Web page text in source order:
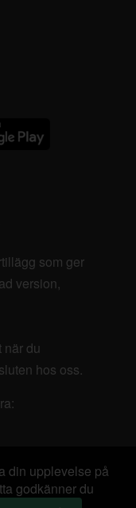
som ger
version,
när du
hos oss.
din upplevelse på
godkänner du